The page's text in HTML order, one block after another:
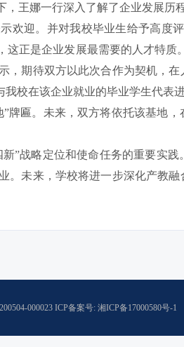
王娜一行深入了解了企业发展历
欢迎。并对我校毕业生给予高度
正是企业发展最需要的人才特
期待双方以此次合作为契机，
校在该企业就业的毕业学生代表进
牌匾。未来，双方将依托该基地
”战略定位和使命任务的重要实
未来，学校将进一步深化产教
000023 ICP备案号: 湘ICP备17000580号-1